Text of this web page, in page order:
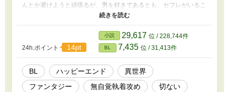
んとか避けようと頑張るが、男を好きであるとも、セフレがいるこ
ともバレてしまう。 ルイはそんなサシャのことを嫌悪するような
いじゃないか」とか言い出してきた。 ヤバい。大事な親友が俺の
魔力にあたって正気を失っている…… 逃げ腰なサシャと、無自
覚に執着してくるルイのもだもだストーリーです。前半ドＭ展開多
めです。８話完結。最終話にR18描写あります。 ムーンライトノベ
ルズにも掲載しています。
24h.ポイント 14pt
小説 29,617 位 / 228,744件
BL 7,435 位 / 31,413件
BL ハッピーエンド
異世界
ファンタジー
無自覚執着攻め
切ない